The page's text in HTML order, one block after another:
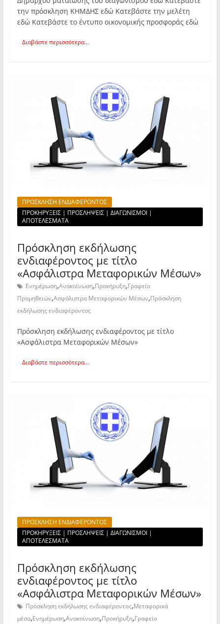
την πρόσκληση ΚΗΜΔΗΣ εδώ Κατεβάστε την μελέτη
εδώ Κατεβάστε το έντυπο οικονομικής προσφοράς εδώ
Διαβάστε περισσότερα...
ΠΡΟΣΚΛΗΣΗ ΕΝΔΙΑΦΕΡΟΝΤΟΣ
ΠΡΟΚΗΡΥΞΕΙΣ | ΠΡΟΣΛΗΨΕΙΣ | ΔΙΑΓΩΝΙΣΜΟΙ |
ΑΠΟΤΕΛΕΣΜΑΤΑ
Πρόσκληση εκδήλωσης
ενδιαφέροντος με τίτλο
«Ασφάλιστρα Μεταφορικών Μέσων»
Ενημέρωση,Ανακοίνωση,Προκήρυξη,Γραφείο
Προμηθειών,Ασφάλιστρα Μεταφορικών Μέσων,Πρόσκληση
εκδήλωσης ενδιαφέροντος
Πρόσκληση εκδήλωσης ενδιαφέροντος με τίτλο
«Ασφάλιστρα Μεταφορικών Μέσων»
Διαβάστε περισσότερα...
ΠΡΟΣΚΛΗΣΗ ΕΝΔΙΑΦΕΡΟΝΤΟΣ
ΠΡΟΚΗΡΥΞΕΙΣ | ΠΡΟΣΛΗΨΕΙΣ | ΔΙΑΓΩΝΙΣΜΟΙ |
ΑΠΟΤΕΛΕΣΜΑΤΑ
Πρόσκληση εκδήλωσης
ενδιαφέροντος με τίτλο
«Ασφάλιστρα Μεταφορικών Μέσων»
Πρόσκληση εκδήλωσης ενδιαφέροντος,Μεταφορικά
μέσα,Ενημέρωση,Ανακοίνωση,Προκήρυξη,Γραφείο